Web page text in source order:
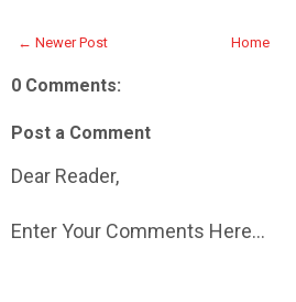
← Newer Post Home
0 Comments:
Post a Comment
Dear Reader,
Enter Your Comments Here...